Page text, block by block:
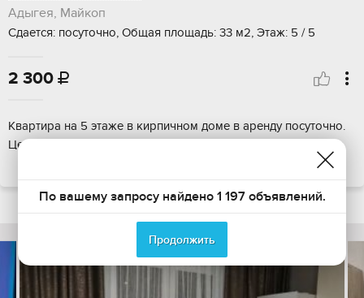
Адыгея, Майкоп
Сдается: посуточно, Общая площадь: 33 м2, Этаж: 5 / 5
2 300 
Квартира на 5 этаже в кирпичном доме в аренду посуточно.
Центральные коммуникации: газ. Без залога, без комиссии.
По вашему запросу найдено 1 197 объявлений.
Продолжить